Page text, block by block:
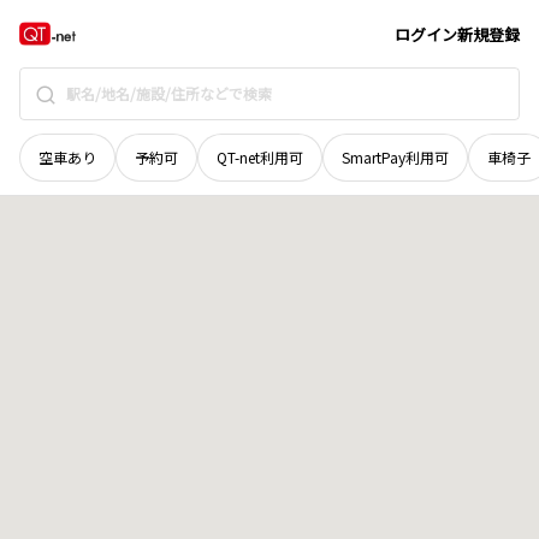
ログイン新規登録
空車あり 予約可 QT-net利用可 SmartPay利用可 車椅子
北海道